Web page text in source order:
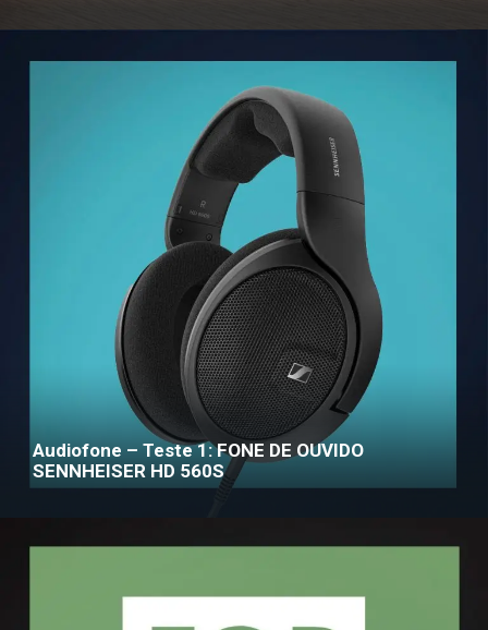
Audiofone – Teste 1: FONE DE OUVIDO
SENNHEISER HD 560S